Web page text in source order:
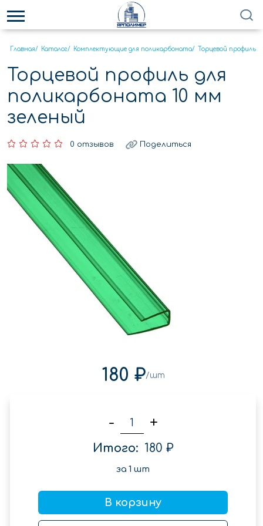
Главная/ Каталог/ Комплектующие для поликарбоната/ Торцевой профиль
Торцевой профиль для
поликарбоната 10 мм
зеленый
0 отзывов Поделиться
180 ₽/шт
- +
Итого: 180 ₽
за 1 шт
В корзину